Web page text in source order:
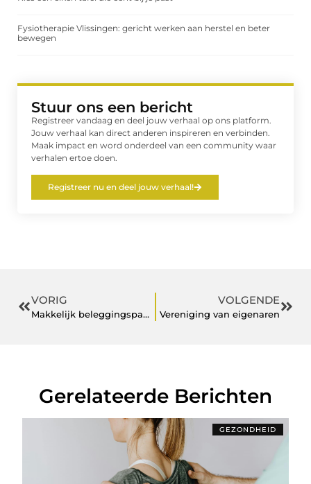
Fysiotherapie Vlissingen: gericht werken aan herstel en beter
bewegen
Stuur ons een bericht
Registreer vandaag en deel jouw verhaal op ons platform.
Jouw verhaal kan direct anderen inspireren en verbinden.
Maak impact en word onderdeel van een community waar
verhalen ertoe doen.
Registreer nu en deel jouw verhaal!
VORIG
Makkelijk beleggingspanden kopen in Amsterdam met veel rendement?
VOLGENDE
Vereniging van eigenaren
Gerelateerde Berichten
GEZONDHEID